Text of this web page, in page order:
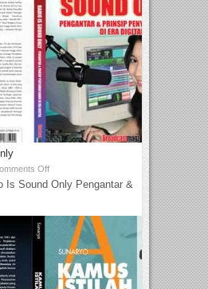
Off
Is Sound Only Pengantar &